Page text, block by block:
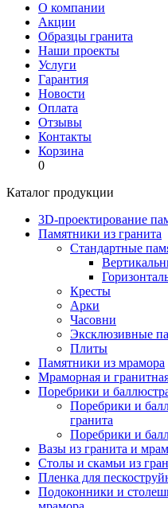
О компании
Акции
Образцы гранита
Наши проекты
Услуги
Гарантия
Новости
Оплата
Отзывы
Контакты
Корзина
0
Каталог продукции
3D-проектирование
Памятники из гранита
Стандартные
Кресты
Арки
Часовни
Эксклюзивные
Плиты
Памятники из мрамора
Мраморная и
Поребрики и
Поребрики и
гранита
Поребрики и
Вазы из гранита и
Столы и скамьи из
Пленка для
Подоконники и